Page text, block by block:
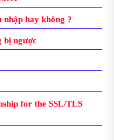
nhập hay không ?
bị ngược
for the SSL/TLS